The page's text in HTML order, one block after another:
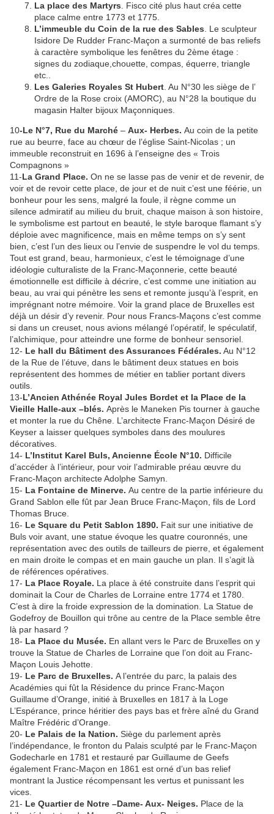
La place des Martyrs . Fisco cité plus haut créa cette
place calme entre 1773 et 1775.
L’immeuble du Coin de la rue des Sables . Le sculpteur
Isidore De Rudder Franc-Maçon a surmonté de bas reliefs
à caractère symbolique les fenêtres du 2ème étage :
signes du zodiaque,chouette, compas, équerre, triangle
etc..
Les Galeries Royales St Hubert . Au N°30 les siège de l’
Ordre de la Rose croix (AMORC), au N°28 la boutique du
magasin Halter bijoux Maçonniques.
10-Le N°7, Rue du Marché – Aux- Herbes. Au coin de la petite
rue au beurre, face au chœur de l’église Saint-Nicolas ; un
immeuble reconstruit en 1696 à l’enseigne des « Trois
Compagnons »
11-La Grand Place. On ne se lasse pas de venir et de revenir, de
voir et de revoir cette place, de jour et de nuit c’est une féérie, un
bonheur pour les sens, malgré la foule, il règne comme un
silence admiratif au milieu du bruit, chaque maison à son histoire,
le symbolisme est partout en beauté, le style baroque flamant s’y
déploie avec magnificence, mais en même temps on s’y sent
bien, c’est l’un des lieux ou l’envie de suspendre le vol du temps.
Tout est grand, beau, harmonieux, c’est le témoignage d’une
idéologie culturaliste de la Franc-Maçonnerie, cette beauté
émotionnelle est difficile à décrire, c’est comme une initiation au
beau, au vrai qui pénètre les sens et remonte jusqu’à l’esprit, en
imprégnant notre mémoire. Voir la grand place de Bruxelles est
déjà un désir d’y revenir. Pour nous Francs-Maçons c’est comme
si dans un creuset, nous avions mélangé l’opératif, le spéculatif,
l’alchimique, pour atteindre une forme de bonheur sensoriel.
12- Le hall du Bâtiment des Assurances Fédérales. Au N°12
de la Rue de l’étuve, dans le bâtiment deux statues en bois
représentent des hommes de métier en tablier portant divers
outils.
13-L’Ancien Athénée Royal Jules Bordet et la Place de la
Vieille Halle-aux –blés. Après le Maneken Pis tourner à gauche
et monter la rue du Chêne. L’architecte Franc-Maçon Désiré de
Keyser a laisser quelques symboles dans des moulures
décoratives.
14- L’Institut Karel Buls, Ancienne École N°10. Difficile
d’accéder à l’intérieur, pour voir l’admirable préau œuvre du
Franc-Maçon architecte Adolphe Samyn.
15- La Fontaine de Minerve. Au centre de la partie inférieure du
Grand Sablon elle fût par Jean Bruce Franc-Maçon, fils de Lord
Thomas Bruce.
16- Le Square du Petit Sablon 1890. Fait sur une initiative de
Buls voir avant, une statue évoque les quatre couronnés, une
représentation avec des outils de tailleurs de pierre, et également
en main droite le compas et en main gauche un plan. Il s’agit là
de références opératives.
17- La Place Royale. La place à été construite dans l’esprit qui
dominait la Cour de Charles de Lorraine entre 1774 et 1780.
C’est à dire la froide expression de la domination. La Statue de
Godefroy de Bouillon qui trône au centre de la Place semble être
là par hasard ?
18- La Place du Musée. En allant vers le Parc de Bruxelles on y
trouve la Statue de Charles de Lorraine que l’on doit au Franc-
Maçon Louis Jehotte.
19- Le Parc de Bruxelles. A l’entrée du parc, la palais des
Académies qui fût la Résidence du prince Franc-Maçon
Guillaume d’Orange, initié à Bruxelles en 1817 à la Loge
L’Espérance, prince héritier des pays bas et frère aîné du Grand
Maître Frédéric d’Orange.
20- Le Palais de la Nation. Siège du parlement après
l’indépendance, le fronton du Palais sculpté par le Franc-Maçon
Godecharle en 1781 et restauré par Guillaume de Geefs
également Franc-Maçon en 1861 est orné d’un bas relief
montrant la Justice récompensant les vertus et punissant les
vices.
21- Le Quartier de Notre –Dame- Aux- Neiges. Place de la